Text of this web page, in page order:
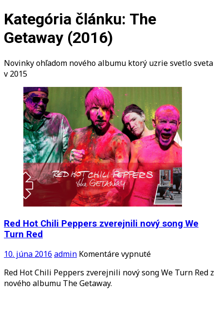
Kategória článku: The
Getaway (2016)
Novinky ohľadom nového albumu ktorý uzrie svetlo sveta
v 2015
Red Hot Chili Peppers zverejnili nový song We
Turn Red
10. júna 2016 admin Komentáre vypnuténa
Hot
Red Hot Chili Peppers zverejnili nový song We Turn Red z
nového albumu The Getaway.